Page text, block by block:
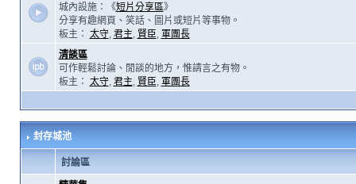
城內設施：《短片分享區》
分享有趣網頁、笑話、圖片或短片等事物。
板主： 太守, 君主, 賢臣, 軍團長
清談區
可作輕鬆討論、閒談的地方，惟請言之有物。
板主： 太守, 君主, 賢臣, 軍團長
封存城池
討論區